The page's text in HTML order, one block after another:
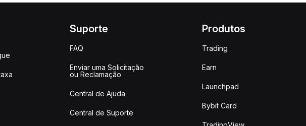
Suporte
FAQ
Enviar uma Solicitação
ou Reclamação
Central de Ajuda
Central de Suporte
Produtos
Trading
Earn
Launchpad
Bybit Card